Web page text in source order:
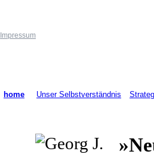
home Unser Selbstverständnis
Impressum